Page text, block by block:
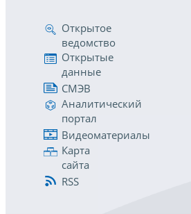
Открытое
ведомство
Открытые
данные
СМЭВ
Аналитический
портал
Видеоматериалы
Карта
сайта
RSS